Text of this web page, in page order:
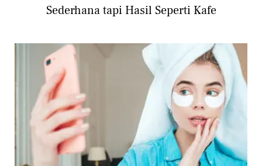
Sederhana tapi Hasil Seperti Kafe